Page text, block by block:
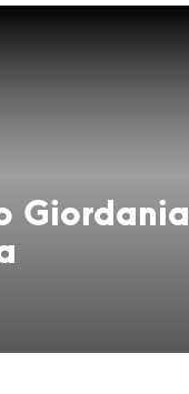
Giordania